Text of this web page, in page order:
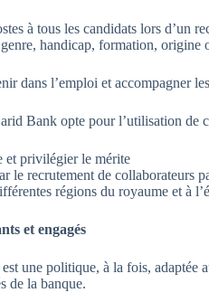
à tous les candidats lors d’un
handicap, formation, origine
dans l’emploi et accompagner
Bank opte pour l’utilisation de
et privilégier le mérite
le recrutement de collaborateurs
régions du royaume et à
et engagés
une politique, à la fois, adaptée
de la banque.